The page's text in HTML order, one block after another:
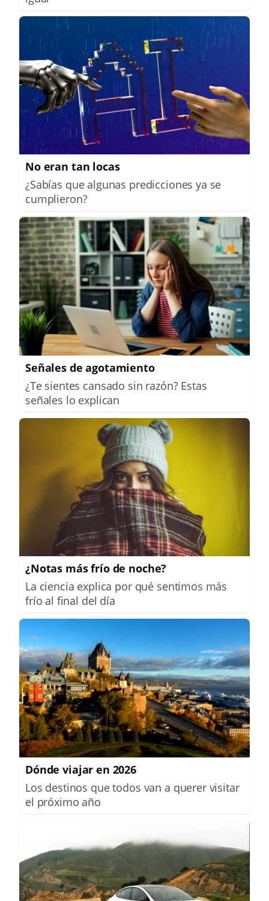
No eran tan locas
¿Sabías que algunas predicciones ya se
cumplieron?
Señales de agotamiento
¿Te sientes cansado sin razón? Estas
señales lo explican
¿Notas más frío de noche?
La ciencia explica por qué sentimos más
frío al final del día
Dónde viajar en 2026
Los destinos que todos van a querer visitar
el próximo año